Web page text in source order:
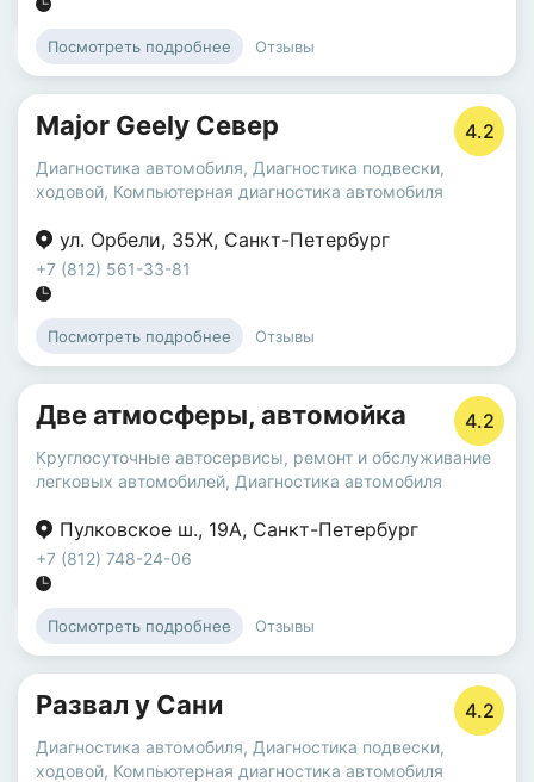
Посмотреть подробнее Отзывы
Major Geely Север 4.2
Диагностика автомобиля, Диагностика подвески,
ходовой, Компьютерная диагностика автомобиля
ул. Орбели, 35Ж, Санкт-Петербург
+7 (812) 561-33-81
Посмотреть подробнее Отзывы
Две атмосферы, автомойка 4.2
Круглосуточные автосервисы, ремонт и обслуживание
легковых автомобилей, Диагностика автомобиля
Пулковское ш., 19А, Санкт-Петербург
+7 (812) 748-24-06
Посмотреть подробнее Отзывы
Развал у Сани 4.2
Диагностика автомобиля, Диагностика подвески,
ходовой, Компьютерная диагностика автомобиля